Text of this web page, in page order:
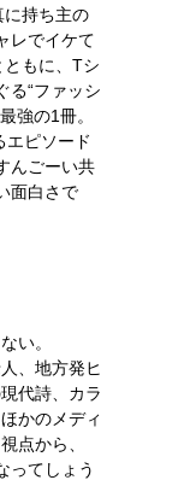
持ち主の
レでイケて
ともに、Tシ
る“ファッシ
強の1冊。
エピソード
んごーい共
面白さで
い。
、地方発ヒ
代詩、カラ
かのメディ
点から、
ってしょう